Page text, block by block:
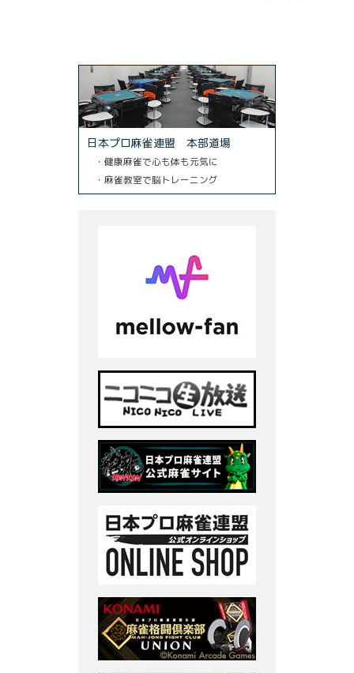
日本プロ麻雀連盟 本部道場
・健康麻雀で心も体も元気に
・麻雀教室で脳トレーニング